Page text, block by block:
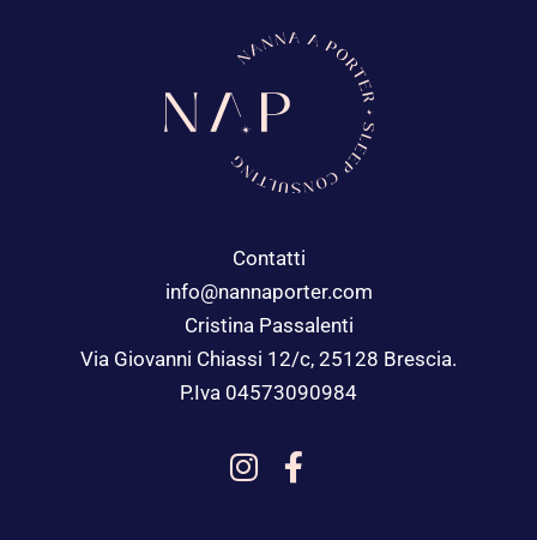
Contatti
info@nannaporter.com
Cristina Passalenti
Via Giovanni Chiassi 12/c, 25128 Brescia.
P.Iva 04573090984